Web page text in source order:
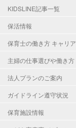
KIDSLINE記事一覧
保活情報
保育士の働き方 キャリア
主婦の仕事選びや働き方
法人プランのご案内
ガイドライン遵守状況
保育施設情報